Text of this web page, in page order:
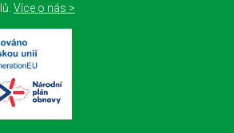
Více o nás >